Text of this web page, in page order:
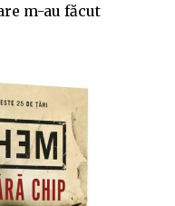
m-au făcut